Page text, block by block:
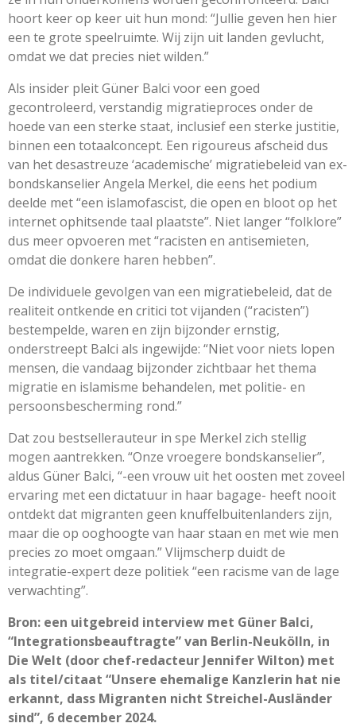
hoort keer op keer uit hun mond: “Jullie geven hen hier
een te grote speelruimte. Wij zijn uit landen gevlucht,
omdat we dat precies niet wilden.”
Als insider pleit Güner Balci voor een goed
gecontroleerd, verstandig migratieproces onder de
hoede van een sterke staat, inclusief een sterke justitie,
binnen een totaalconcept. Een rigoureus afscheid dus
van het desastreuze ‘academische’ migratiebeleid van ex-
bondskanselier Angela Merkel, die eens het podium
deelde met “een islamofascist, die open en bloot op het
internet ophitsende taal plaatste”. Niet langer “folklore”
dus meer opvoeren met “racisten en antisemieten,
omdat die donkere haren hebben”.
De individuele gevolgen van een migratiebeleid, dat de
realiteit ontkende en critici tot vijanden (“racisten”)
bestempelde, waren en zijn bijzonder ernstig,
onderstreept Balci als ingewijde: “Niet voor niets lopen
mensen, die vandaag bijzonder zichtbaar het thema
migratie en islamisme behandelen, met politie- en
persoonsbescherming rond.”
Dat zou bestsellerauteur in spe Merkel zich stellig
mogen aantrekken. “Onze vroegere bondskanselier”,
aldus Güner Balci, “-een vrouw uit het oosten met zoveel
ervaring met een dictatuur in haar bagage- heeft nooit
ontdekt dat migranten geen knuffelbuitenlanders zijn,
maar die op ooghoogte van haar staan en met wie men
precies zo moet omgaan.” Vlijmscherp duidt de
integratie-expert deze politiek “een racisme van de lage
verwachting”.
Bron: een uitgebreid interview met Güner Balci,
“Integrationsbeauftragte” van Berlin-Neukölln, in
Die Welt (door chef-redacteur Jennifer Wilton) met
als titel/citaat “Unsere ehemalige Kanzlerin hat nie
erkannt, dass Migranten nicht Streichel-Ausländer
sind”, 6 december 2024.